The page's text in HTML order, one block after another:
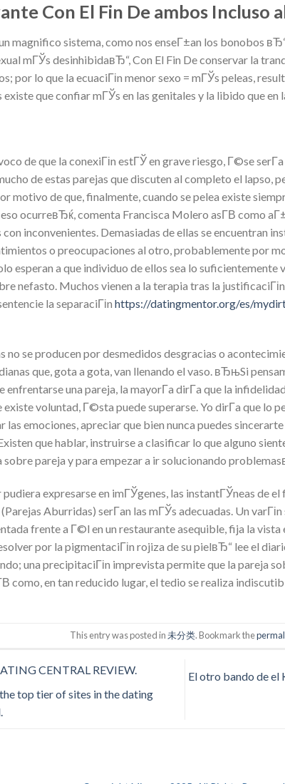
Con El Fin De ambos Incluso
magnifico sistema, como nos enseГ±an los bonobos
mГЎs desinhibidaвЂ“, Con El Fin De conservar la
por lo que la ecuaciГіn menor sexo = mГЎs peleas,
existe que confiar mГЎs en las genitales y la libido que en
de que la conexiГіn estГЎ en grave riesgo, Г©se
de estas parejas que discuten al completo el lapso,
motivo de que, finalmente, cuando se pelea existe
ocurreвЂќ, comenta Francisca Molero asГ­В­ como
inconvenientes. Demasiadas de ellas se encuentran
o preocupaciones al otro, probablemente por
esperan a que individuo de ellos sea lo
nefasto. Muchos vienen a la terapia tras la
la separaciГіn https://datingmentor.org/es/
no se producen por desmedidos desgracias o
que, gota a gota, van llenando el vaso. вЂњSi
enfrentarse una pareja, la mayorГ­a dirГ­a que la
existe voluntad, Г©sta puede superarse. Yo dirГ­a que lo
las emociones, apreciar que bien nunca puedes
que hablar, instruirse a clasificar lo que alguno
sobre pareja y para empezar a ir solucionando
pudiera expresarse en imГЎgenes, las instantГЎneas de
Aburridas) serГ­an las mГЎs adecuadas. Un
frente a Г©l en un restaurante asequible, fija la vista
por la pigmentaciГіn rojiza de su pielвЂ“ lee el
una precipitaciГіn imprevista permite que la pareja
como, en tan reducido lugar, el tedio se realiza
This entry was posted in未分类. Bookmark the
CENTRAL REVIEW.
top tier of sites in the dating
El otro bando de el